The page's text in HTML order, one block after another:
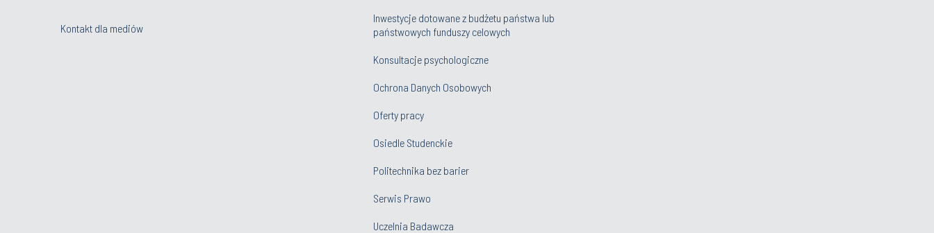
Kontakt dla mediów
Inwestycje dotowane z budżetu państwa lub
państwowych funduszy celowych
Konsultacje psychologiczne
Ochrona Danych Osobowych
Oferty pracy
Osiedle Studenckie
Politechnika bez barier
Serwis Prawo
Uczelnia Badawcza